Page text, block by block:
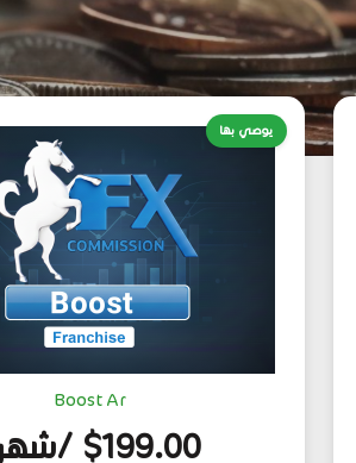
يوصي بها
Boost Ar
$199.00 /شهرياً